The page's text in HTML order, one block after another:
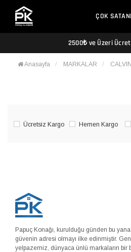
ÇOK
2500₺ ve Üzeri
Anasayfa MARKALAR
Ücretsiz Kargo Hemen Kargo
Papuç Konağı, kurulduğu günden bu
güvenin adresi olmayı ilke edinmiştir.
yelpazemiz, dünyaca ünlü markaların bir